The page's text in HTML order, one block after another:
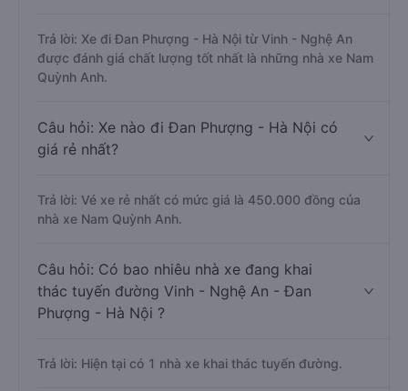
Trả lời: Xe đi Đan Phượng - Hà Nội từ Vinh - Nghệ An
được đánh giá chất lượng tốt nhất là những nhà xe Nam
Quỳnh Anh.
Câu hỏi: Xe nào đi Đan Phượng - Hà Nội có
giá rẻ nhất?
Trả lời: Vé xe rẻ nhất có mức giá là 450.000 đồng của
nhà xe Nam Quỳnh Anh.
Câu hỏi: Có bao nhiêu nhà xe đang khai
thác tuyến đường Vinh - Nghệ An - Đan
Phượng - Hà Nội ?
Trả lời: Hiện tại có 1 nhà xe khai thác tuyến đường.